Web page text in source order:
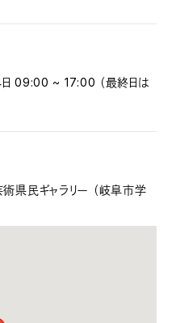
09:00 ~ 17:00 （最終日は
県民ギャラリー （岐阜市学